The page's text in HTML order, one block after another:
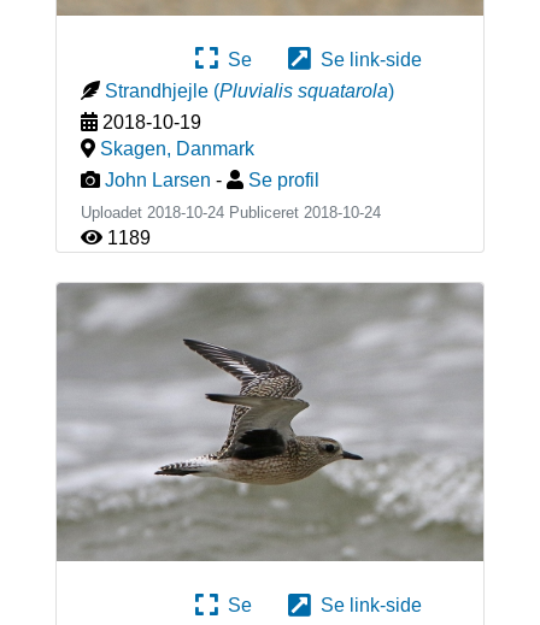
Se
Se link-side
Strandhjejle (Pluvialis squatarola)
2018-10-19
Skagen, Danmark
John Larsen - Se profil
Uploadet 2018-10-24 Publiceret 2018-10-24
1189
Se
Se link-side